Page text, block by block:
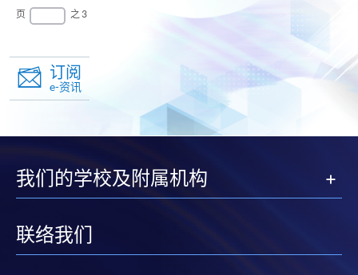
页
页 之 3
订阅
e-资讯
我们的学校及附属机构
联络我们